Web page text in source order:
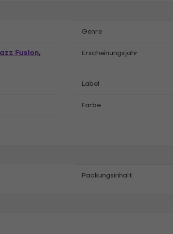
Genre
Fusion, Erscheinungsjahr
Label
Farbe
Packungsinhalt